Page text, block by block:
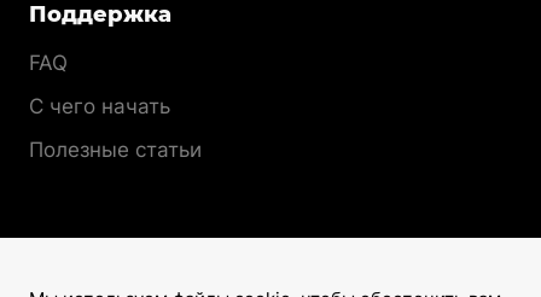
Поддержка
FAQ
С чего начать
Полезные статьи